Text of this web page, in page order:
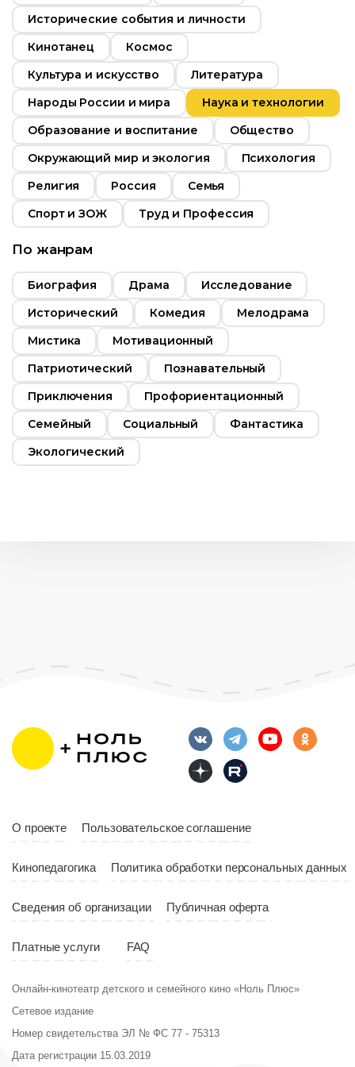
2016
Россия
Исторические события и личности
Кинотанец
Космос
Культура и искусство
Литература
Народы России и мира
Наука и технологии
Образование и воспитание
Общество
Окружающий мир и экология
Психология
Религия
Россия
Семья
Спорт и ЗОЖ
Труд и Профессия
По жанрам
Биография Драма
Исследование
Исторический
Комедия
Мелодрама
Мистика
Мотивационный
Патриотический
Познавательный
Приключения
Профориентационный
Семейный
Социальный
Фантастика
Экологический
О проекте Пользовательское соглашение
Кинопедагогика Политика обработки персональных данных
Сведения об организации Публичная оферта
Платные услуги FAQ
Онлайн-кинотеатр детского и семейного кино «Ноль Плюс»
Сетевое издание
Номер свидетельства ЭЛ № ФС 77 - 75313
Дата регистрации 15.03.2019